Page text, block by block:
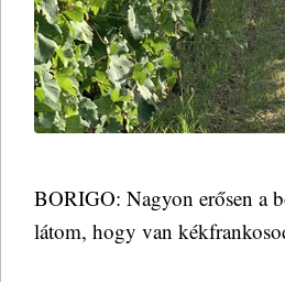
BORIGO: Nagyon erősen a
látom, hogy van